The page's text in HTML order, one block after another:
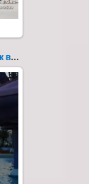
Columbia Pictures Aquaverse аквапарк в Паттайе 251